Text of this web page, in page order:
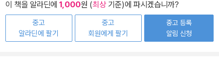
이 책을 알라딘에 1,000원 (최상기준)에 파시겠습니까?
중고
알라딘에 팔기
중고
회원에게 팔기
중고 등록
알림 신청